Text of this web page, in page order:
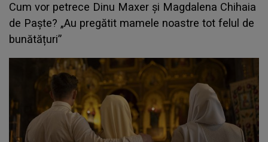
Cum vor petrece Dinu Maxer și Magdalena Chihaia
de Paște? „Au pregătit mamele noastre tot felul de
bunătățuri”